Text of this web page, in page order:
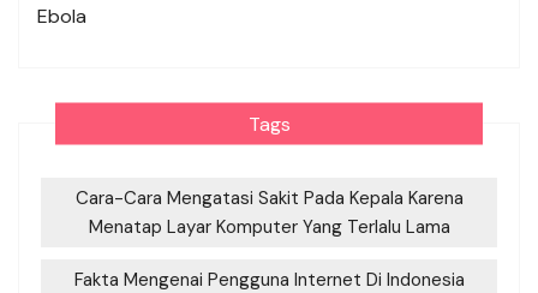
Ebola
Tags
Cara-Cara Mengatasi Sakit Pada Kepala Karena
Menatap Layar Komputer Yang Terlalu Lama
Fakta Mengenai Pengguna Internet Di Indonesia